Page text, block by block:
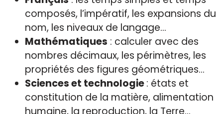
composés, l’impératif, les expansions du
nom, les niveaux de langage…
Mathématiques : calculer avec des
nombres décimaux, les périmètres, les
propriétés des figures géométriques…
Sciences et technologie: états et
constitution de la matière, alimentation
humaine, la reproduction, la Terre...